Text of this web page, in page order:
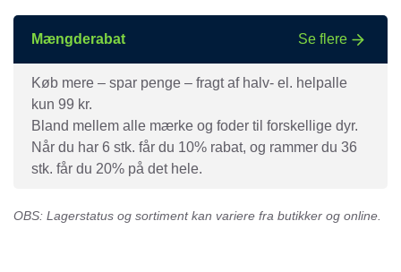
Mængderabat Se flere
Køb mere – spar penge – fragt af halv- el. helpalle
kun 99 kr.
Bland mellem alle mærke og foder til forskellige dyr.
Når du har 6 stk. får du 10% rabat, og rammer du 36
stk. får du 20% på det hele.
OBS: Lagerstatus og sortiment kan variere fra butikker og online.